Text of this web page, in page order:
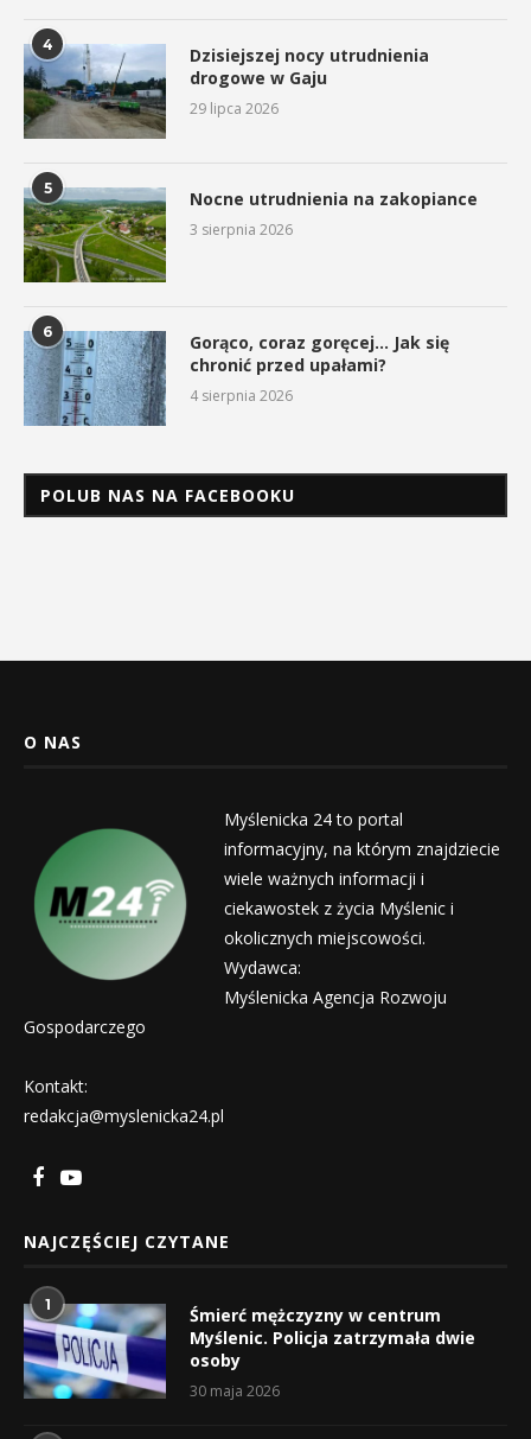
4
Dzisiejszej nocy utrudnienia
drogowe w Gaju
29 lipca 2026
5 Nocne utrudnienia na zakopiance
3 sierpnia 2026
6
Gorąco, coraz goręcej… Jak się
chronić przed upałami?
4 sierpnia 2026
POLUB NAS NA FACEBOOKU
O NAS
Myślenicka 24 to portal
informacyjny, na którym znajdziecie
wiele ważnych informacji i
ciekawostek z życia Myślenic i
okolicznych miejscowości.
Wydawca:
Myślenicka Agencja Rozwoju
Gospodarczego
Kontakt:
redakcja@myslenicka24.pl
NAJCZĘŚCIEJ CZYTANE
1
Śmierć mężczyzny w centrum
Myślenic. Policja zatrzymała dwie
osoby
30 maja 2026